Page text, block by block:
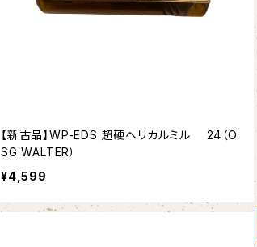
【新古品】WP-EDS 超硬ヘリカルミル 24（O
SG WALTER）
¥4,599